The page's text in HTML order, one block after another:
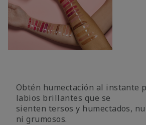
Obtén humectación al instante
labios brillantes que se
sienten tersos y humectados,
ni grumosos.